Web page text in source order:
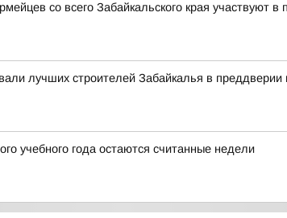
со всего Забайкальского края
лучших строителей Забайкалья в преддверии
учебного года остаются считанные недели